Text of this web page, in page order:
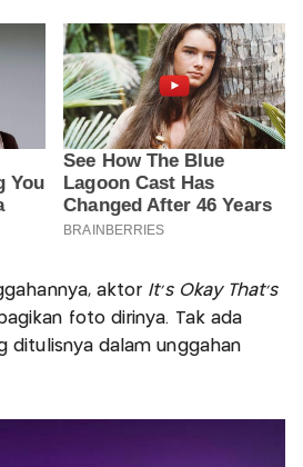
aktor It’s Okay That’s
foto dirinya. Tak ada
ditulisnya dalam unggahan